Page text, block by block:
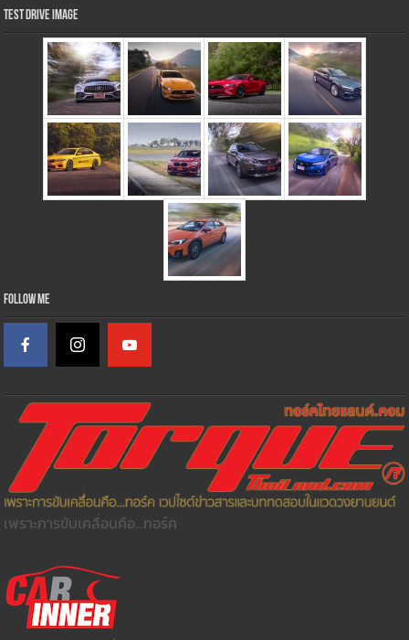
Test Drive Image
Follow Me
เพราะการขับเคลื่อนคือ...ทอร์ค